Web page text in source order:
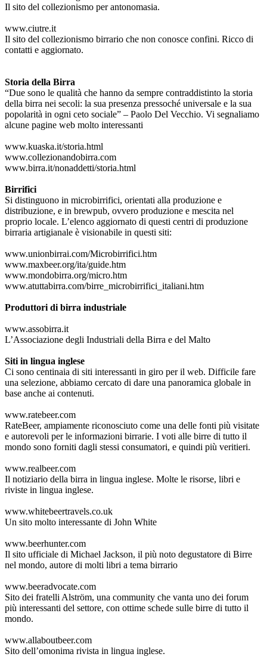
Il sito del collezionismo per antonomasia.
www.ciutre.it
Il sito del collezionismo birrario che non conosce confini. Ricco di
contatti e aggiornato.
Storia della Birra
“Due sono le qualità che hanno da sempre contraddistinto la storia
della birra nei secoli: la sua presenza pressoché universale e la sua
popolarità in ogni ceto sociale” – Paolo Del Vecchio. Vi segnaliamo
alcune pagine web molto interessanti
www.kuaska.it/storia.html
www.collezionandobirra.com
www.birra.it/nonaddetti/storia.html
Birrifici
Si distinguono in microbirrifici, orientati alla produzione e
distribuzione, e in brewpub, ovvero produzione e mescita nel
proprio locale. L’elenco aggiornato di questi centri di produzione
birraria artigianale è visionabile in questi siti:
www.unionbirrai.com/Microbirrifici.htm
www.maxbeer.org/ita/guide.htm
www.mondobirra.org/micro.htm
www.atuttabirra.com/birre_microbirrifici_italiani.htm
Produttori di birra industriale
www.assobirra.it
L’Associazione degli Industriali della Birra e del Malto
Siti in lingua inglese
Ci sono centinaia di siti interessanti in giro per il web. Difficile fare
una selezione, abbiamo cercato di dare una panoramica globale in
base anche ai contenuti.
www.ratebeer.com
RateBeer, ampiamente riconosciuto come una delle fonti più visitate
e autorevoli per le informazioni birrarie. I voti alle birre di tutto il
mondo sono forniti dagli stessi consumatori, e quindi più veritieri.
www.realbeer.com
Il notiziario della birra in lingua inglese. Molte le risorse, libri e
riviste in lingua inglese.
www.whitebeertravels.co.uk
Un sito molto interessante di John White
www.beerhunter.com
Il sito ufficiale di Michael Jackson, il più noto degustatore di Birre
nel mondo, autore di molti libri a tema birrario
www.beeradvocate.com
Sito dei fratelli Alström, una community che vanta uno dei forum
più interessanti del settore, con ottime schede sulle birre di tutto il
mondo.
www.allaboutbeer.com
Sito dell’omonima rivista in lingua inglese.